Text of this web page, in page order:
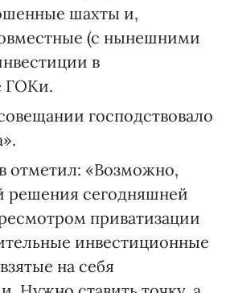
шахты и,
(с нынешними
в
ГОКи.
господствовало
отметил: «Возможно,
решения сегодняшней
приватизации
инвестиционные
на себя